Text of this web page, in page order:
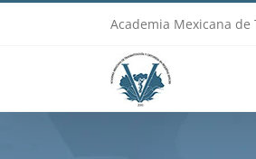
Academia Mexicana